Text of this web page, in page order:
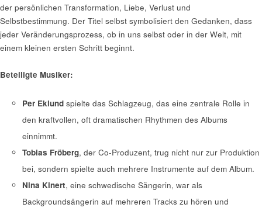
der persönlichen Transformation, Liebe, Verlust und
Selbstbestimmung. Der Titel selbst symbolisiert den Gedanken, dass
jeder Veränderungsprozess, ob in uns selbst oder in der Welt, mit
einem kleinen ersten Schritt beginnt.
Beteiligte Musiker:
Per Eklundspielte das Schlagzeug, das eine zentrale Rolle in
den kraftvollen, oft dramatischen Rhythmen des Albums
einnimmt.
Tobias Fröberg, der Co-Produzent, trug nicht nur zur Produktion
bei, sondern spielte auch mehrere Instrumente auf dem Album.
Nina Kinert, eine schwedische Sängerin, war als
Backgroundsängerin auf mehreren Tracks zu hören und